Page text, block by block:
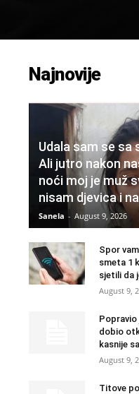
Najnovije
Udala sam se sa
Ali jutro nakon
noći moj je muž
nisam djevica i
Sanela - August 9, 2026
Spor
smeta 1
sjetili da
August 9,
dobio
kasnije
August 9,
Titove